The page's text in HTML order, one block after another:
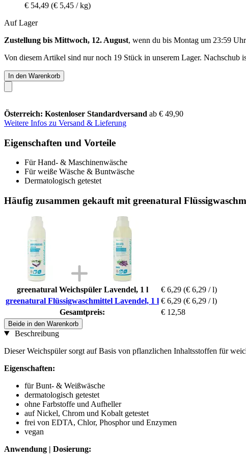
€ 54,49 (€ 5,45 / kg)
Auf Lager
Zustellung bis Mittwoch, 12. August, wenn du bis Montag um 23:59 Uhr
Von diesem Artikel sind nur noch 19 Stück in unserem Lager. Nachschub
In den Warenkorb
Österreich: Kostenloser Standardversand ab € 49,90
Weitere Infos zu Versand & Lieferung
Eigenschaften und Vorteile
Für Hand- & Maschinenwäsche
Für weiße Wäsche & Buntwäsche
Dermatologisch getestet
Häufig zusammen gekauft mit greenatural
greenatural Weichspüler Lavendel, 1 l € 6,29 (€ 6,29 / l)
greenatural Flüssigwaschmittel Lavendel, 1 l € 6,29 (€ 6,29 / l)
Gesamtpreis:
€ 12,58
Beide in den Warenkorb
Beschreibung
Dieser Weichspüler sorgt auf Basis von pflanzlichen Inhaltsstoffen für
Eigenschaften:
für Bunt- & Weißwäsche
dermatologisch getestet
ohne Farbstoffe und Aufheller
auf Nickel, Chrom und Kobalt getestet
frei von EDTA, Chlor, Phosphor und Enzymen
vegan
Anwendung | Dosierung: